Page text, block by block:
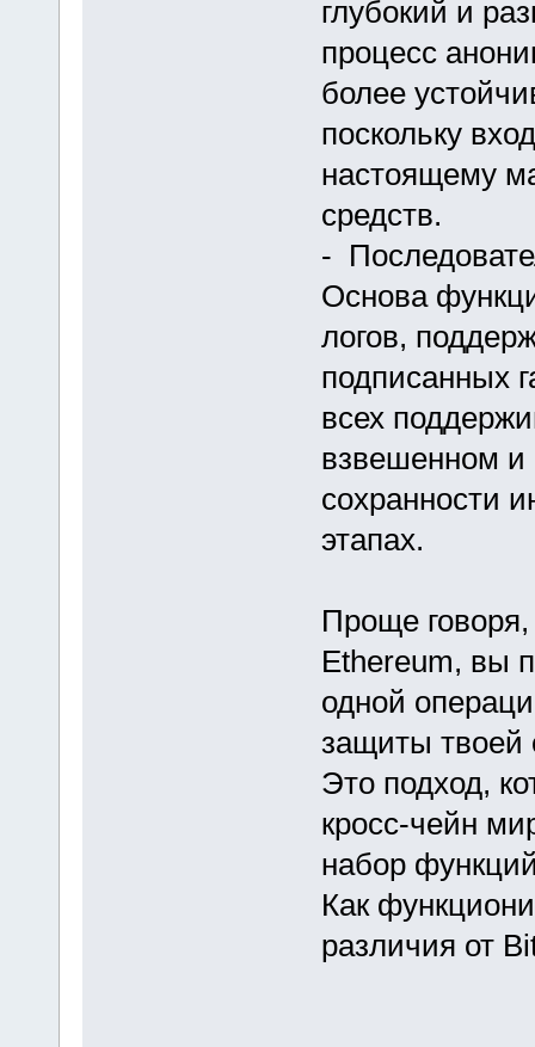
глубокий и
процесс
более
поскольку
настоящему
средств.
-
Основа
логов,
подписанных
всех
взвешенном и
сохранности
этапах.
Проще
Ethereum, вы
одной
защиты твоей
Это подход,
кросс-чейн
набор
Как
различия от